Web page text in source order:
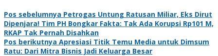
Pos sebelumnya Petrogas Untung Ratusan Miliar, Eks Dirut
Dipenjara! Tim PH Bongkar Fakta: Tak Ada Korupsi Rp101 M,
RKAP Tak Pernah Disahkan
Pos berikutnya Apresiasi Titik Temu Media untuk Dimsum
Ratu: Dari Mitra Bisnis Jadi Keluarga Besar